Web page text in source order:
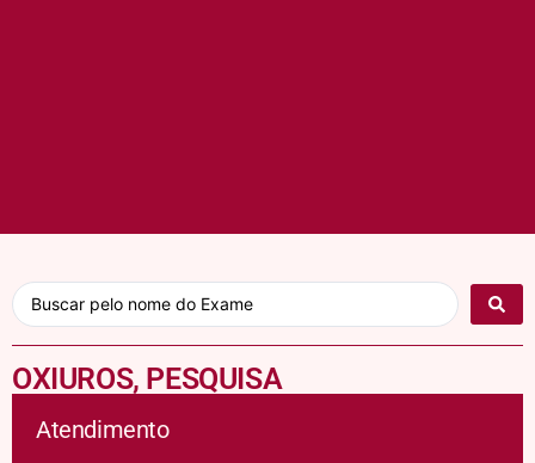
OXIUROS, PESQUISA
Atendimento